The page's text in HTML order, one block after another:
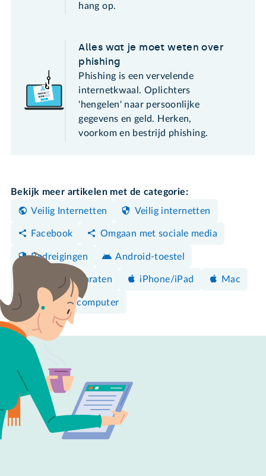
hang op.
Alles wat je moet weten over
phishing
Phishing is een vervelende
internetkwaal. Oplichters
'hengelen' naar persoonlijke
gegevens en geld. Herken,
voorkom en bestrijd phishing.
Bekijk meer artikelen met de categorie:
Veilig Internetten
Veilig internetten
Facebook Omgaan met sociale media
Bedreigingen Android-toestel
Overige apparaten iPhone/iPad Mac
Windows-computer